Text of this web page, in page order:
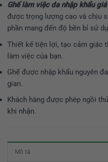
Ghế làm việc da nhập khẩu
được trọng lượng cao và chịu
phần mang đến độ bền bỉ sử
Thiết kế tiện lợi, tạo cảm giác
làm việc của bạn.
Ghế được nhập khẩu nguyên
gian.
Khách hàng được phép ngồi
khi nhận.
Mô tả